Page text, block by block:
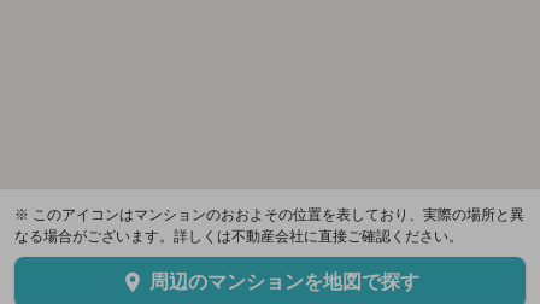
※ このアイコンはマンションのおおよその位置を表しており、実際の場所と異
なる場合がございます。詳しくは不動産会社に直接ご確認ください。
周辺のマンションを地図で探す